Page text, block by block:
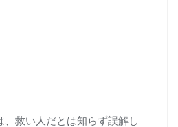
、救い人だとは知らず誤解し